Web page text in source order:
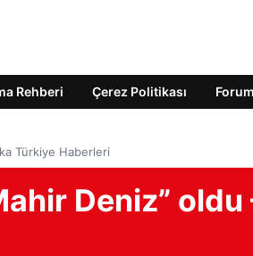
Rehberi Çerez Politikası Forum
Türkiye Haberleri
Deniz” oldu